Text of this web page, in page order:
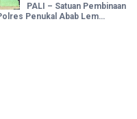
PALI – Satuan Pembinaan
Penukal Abab Lem…